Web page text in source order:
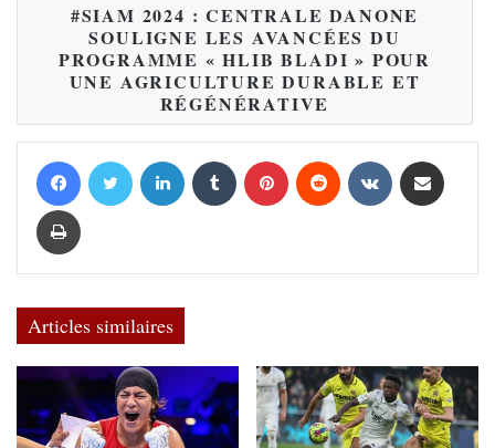
SIAM 2024 : CENTRALE DANONE
SOULIGNE LES AVANCÉES DU
PROGRAMME « HLIB BLADI » POUR
UNE AGRICULTURE DURABLE ET
RÉGÉNÉRATIVE
Articles similaires